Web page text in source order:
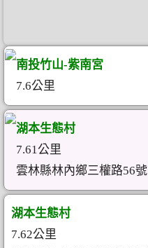
南投竹山-紫南宮
7.6公里
湖本生態村
7.61公里
雲林縣林內鄉三權路56號
湖本生態村
7.62公里